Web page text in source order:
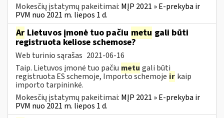
Mokesčių įstatymų pakeitimai: MĮP 2021 » E-prekyba ir
PVM nuo 2021 m. liepos 1 d.
Ar Lietuvos įmonė tuo pačiu metu gali būti
registruota keliose schemose?
Web turinio sąrašas 2021-06-16
Taip. Lietuvos įmonė tuo pačiu metu gali būti
registruota ES schemoje, Importo schemoje ir kaip
importo tarpininkė.
Mokesčių įstatymų pakeitimai: MĮP 2021 » E-prekyba ir
PVM nuo 2021 m. liepos 1 d.